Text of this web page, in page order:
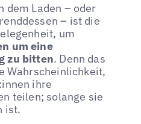
dem Laden – oder
– ist die
um
um eine
zu bitten. Denn das
Wahrscheinlichkeit,
ihre
teilen; solange sie
ist.